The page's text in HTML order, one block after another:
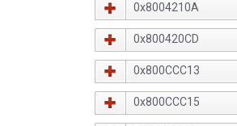
0x8004210A
0x800420CD
0x800CCC13
0x800CCC15